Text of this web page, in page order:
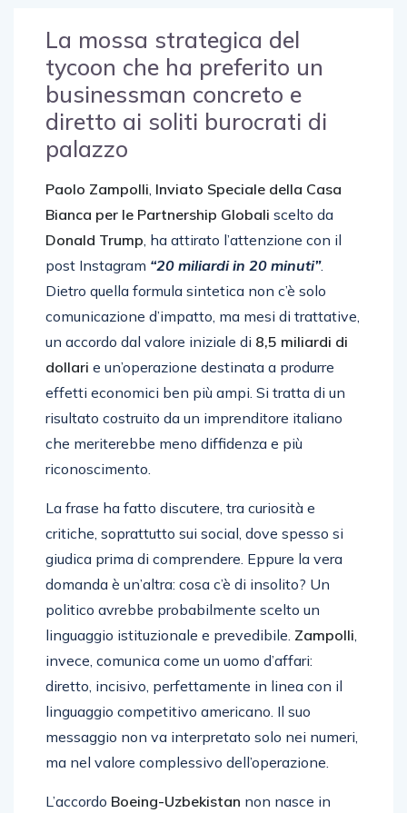
La mossa strategica del
tycoon che ha preferito un
businessman concreto e
diretto ai soliti burocrati di
palazzo
Paolo Zampolli, Inviato Speciale della Casa
Bianca per le Partnership Globali scelto da
Donald Trump, ha attirato l’attenzione con il
post Instagram “20 miliardi in 20 minuti”.
Dietro quella formula sintetica non c’è solo
comunicazione d’impatto, ma mesi di trattative,
un accordo dal valore iniziale di 8,5 miliardi di
dollari e un’operazione destinata a produrre
effetti economici ben più ampi. Si tratta di un
risultato costruito da un imprenditore italiano
che meriterebbe meno diffidenza e più
riconoscimento.
La frase ha fatto discutere, tra curiosità e
critiche, soprattutto sui social, dove spesso si
giudica prima di comprendere. Eppure la vera
domanda è un’altra: cosa c’è di insolito? Un
politico avrebbe probabilmente scelto un
linguaggio istituzionale e prevedibile. Zampolli,
invece, comunica come un uomo d’affari:
diretto, incisivo, perfettamente in linea con il
linguaggio competitivo americano. Il suo
messaggio non va interpretato solo nei numeri,
ma nel valore complessivo dell’operazione.
L’accordo Boeing-Uzbekistan non nasce in